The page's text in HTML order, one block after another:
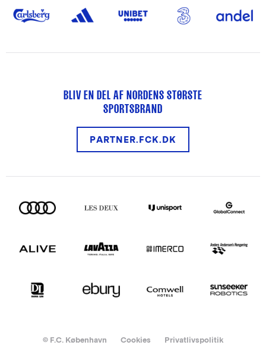
BLIV EN DEL AF NORDENS STØRSTE
SPORTSBRAND
PARTNER.FCK.DK
© F.C. København Cookies Privatlivspolitik